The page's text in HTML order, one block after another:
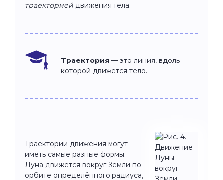
траекторией движения тела.
Траектория — это линия, вдоль
которой движется тело.
Траектории движения могут
иметь самые разные формы:
Луна движется вокруг Земли по
орбите определённого радиуса,